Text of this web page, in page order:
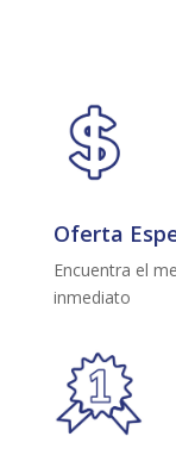
Oferta
Encuentra el
inmediato